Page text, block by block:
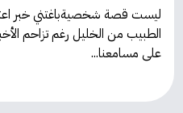
ليست قصة شخصيةباغتني خبر
الطبيب من الخليل رغم تزاحم
على مسامعنا...